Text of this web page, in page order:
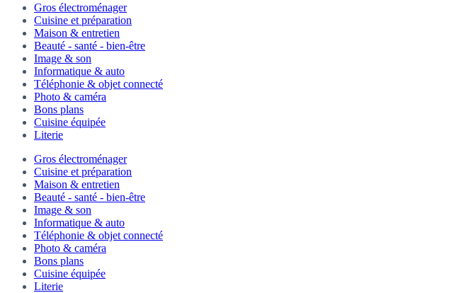
Gros électroménager
Cuisine et préparation
Maison & entretien
Beauté - santé - bien-être
Image & son
Informatique & auto
Téléphonie & objet connecté
Photo & caméra
Bons plans
Cuisine équipée
Literie
Gros électroménager
Cuisine et préparation
Maison & entretien
Beauté - santé - bien-être
Image & son
Informatique & auto
Téléphonie & objet connecté
Photo & caméra
Bons plans
Cuisine équipée
Literie